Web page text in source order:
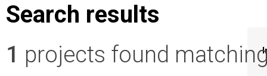
Search results
1 projects found